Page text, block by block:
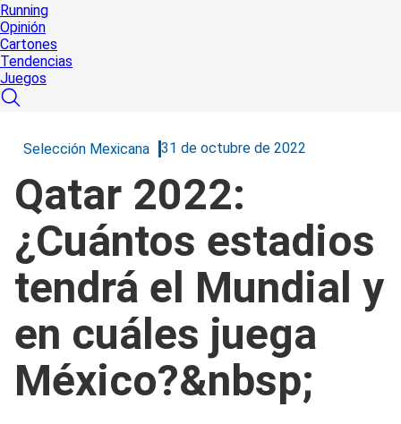
Running
Opinión
Cartones
Tendencias
Juegos
Selección Mexicana 31 de octubre de 2022
Qatar 2022:
¿Cuántos estadios
tendrá el Mundial y
en cuáles juega
México?&nbsp;